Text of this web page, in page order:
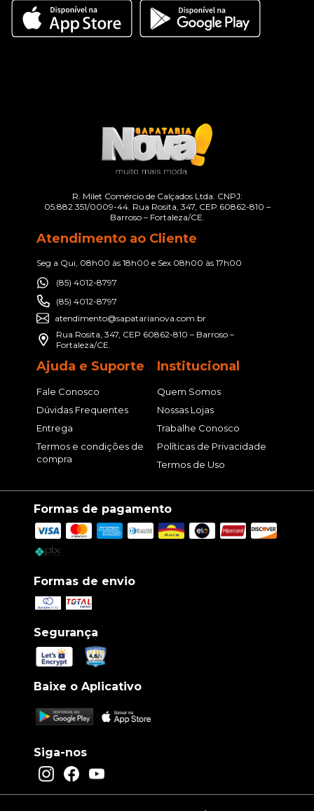
R. Milet Comércio de Calçados Ltda. CNPJ:
05.882.351/0009-44. Rua Rosita, 347, CEP 60862-810 –
Barroso – Fortaleza/CE.
Atendimento ao Cliente
Seg a Qui, 08h00 às 18h00 e Sex 08h00 às 17h00
(85) 4012-8797
(85) 4012-8797
atendimento@sapatarianova.com.br
Rua Rosita, 347, CEP 60862-810 – Barroso –
Fortaleza/CE.
Ajuda e Suporte
Fale Conosco
Dúvidas Frequentes
Entrega
Termos e condições de
compra
Institucional
Quem Somos
Nossas Lojas
Trabalhe Conosco
Políticas de Privacidade
Termos de Uso
Formas de pagamento
Formas de envio
Segurança
Baixe o Aplicativo
Siga-nos